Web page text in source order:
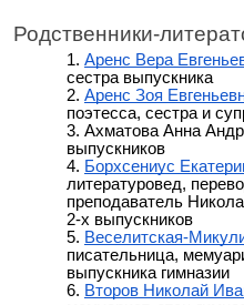
Родственники-
Аренс Вера
сестра выпускника
Аренс Зоя
поэтесса, сестра и
Ахматова Анна
выпускников
Борхсениус
литературовед,
преподаватель
2-х выпускников
Веселитская-
писательница,
выпускника гимназии
Второв Николай